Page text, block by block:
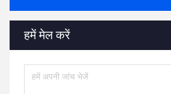
हमें मेल करें